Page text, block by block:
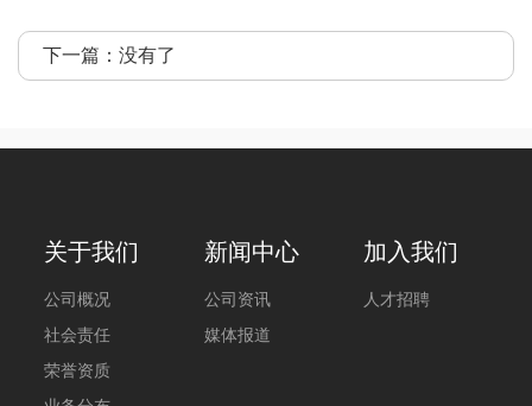
下一篇：没有了
关于我们
公司概况
社会责任
荣誉资质
新闻中心
公司资讯
媒体报道
加入我们
人才招聘